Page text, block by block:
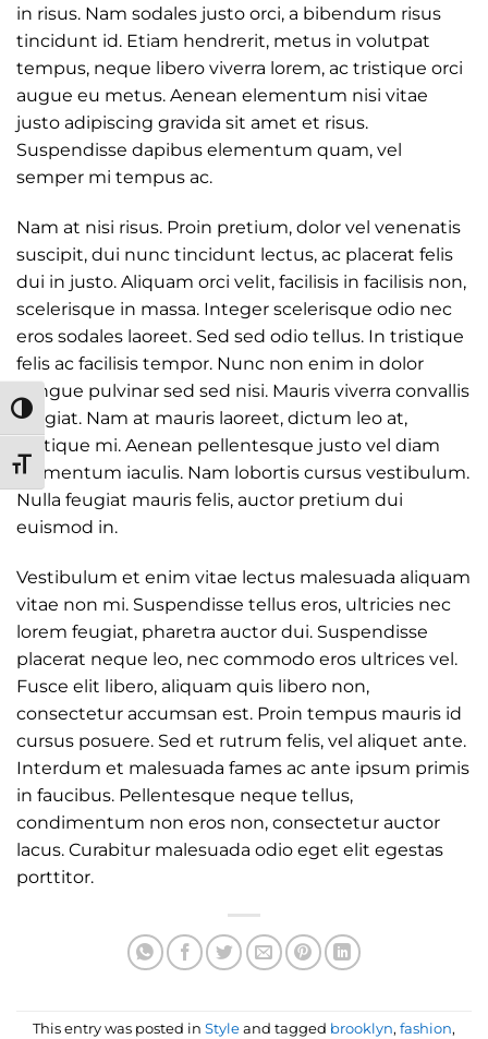
TOGGLE HIGH CONTRAST
TOGGLE FONT SIZE
in risus. Nam sodales justo orci, a bibendum risus
tincidunt id. Etiam hendrerit, metus in volutpat
tempus, neque libero viverra lorem, ac tristique orci
augue eu metus. Aenean elementum nisi vitae
justo adipiscing gravida sit amet et risus.
Suspendisse dapibus elementum quam, vel
semper mi tempus ac.
Nam at nisi risus. Proin pretium, dolor vel venenatis
suscipit, dui nunc tincidunt lectus, ac placerat felis
dui in justo. Aliquam orci velit, facilisis in facilisis non,
scelerisque in massa. Integer scelerisque odio nec
eros sodales laoreet. Sed sed odio tellus. In tristique
felis ac facilisis tempor. Nunc non enim in dolor
congue pulvinar sed sed nisi. Mauris viverra convallis
feugiat. Nam at mauris laoreet, dictum leo at,
tristique mi. Aenean pellentesque justo vel diam
elementum iaculis. Nam lobortis cursus vestibulum.
Nulla feugiat mauris felis, auctor pretium dui
euismod in.
Vestibulum et enim vitae lectus malesuada aliquam
vitae non mi. Suspendisse tellus eros, ultricies nec
lorem feugiat, pharetra auctor dui. Suspendisse
placerat neque leo, nec commodo eros ultrices vel.
Fusce elit libero, aliquam quis libero non,
consectetur accumsan est. Proin tempus mauris id
cursus posuere. Sed et rutrum felis, vel aliquet ante.
Interdum et malesuada fames ac ante ipsum primis
in faucibus. Pellentesque neque tellus,
condimentum non eros non, consectetur auctor
lacus. Curabitur malesuada odio eget elit egestas
porttitor.
This entry was posted in Style and tagged brooklyn, fashion,